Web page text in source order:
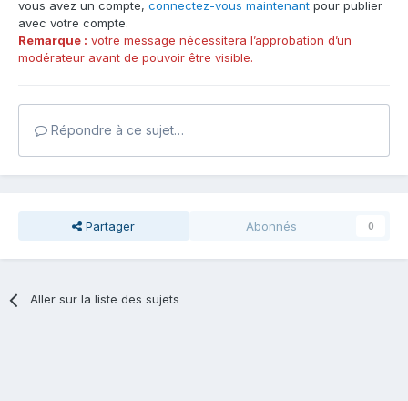
vous avez un compte, connectez-vous maintenant pour publier
avec votre compte.
Remarque : votre message nécessitera l’approbation d’un
modérateur avant de pouvoir être visible.
Répondre à ce sujet…
Partager Abonnés 0
Aller sur la liste des sujets